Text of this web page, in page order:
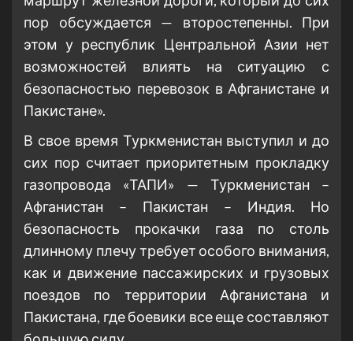
пор обсуждается — второстепенны. При
этом у республик Центральной Азии нет
возможностей влиять на ситуацию с
безопасностью перевозок в Афганистане и
Пакистане».
В свое время Туркменистан выступил и до
сих пор считает приоритетным прокладку
газопровода «ТАПИ» — Туркменистан –
Афганистан – Пакистан – Индия. Но
безопасность прокачки газа по столь
длинному плечу требует особого внимания,
как и движение пассажирских и грузовых
поездов по территории Афганистана и
Пакистана, где боевики все еще составляют